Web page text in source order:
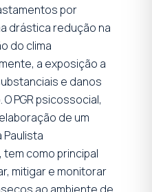
por
drástica redução na
do clima
a exposição a
e danos
PGR psicossocial,
de um
Paulista
como principal
mitigar e monitorar